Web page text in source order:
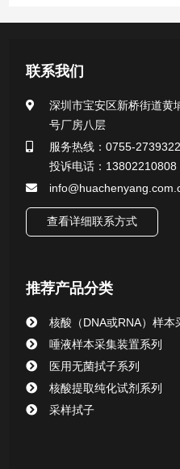
一次性使用采样器系列
微生物样本保存液（通用运
核酸（DNA&RNA）样本采
核酸提取或纯化试剂
清洁验证棉签系列
动物检测试剂
联系我们
深圳市宝安区新桥街道黄
号厂房八层
服务热线：0755-
投诉电话：13802210808
查看详细联系方式
推荐产品分类
核酸（DNA或RNA）样本
唾液样本采集装置系列
医用无菌拭子系列
核酸提取纯化试剂系列
采样拭子